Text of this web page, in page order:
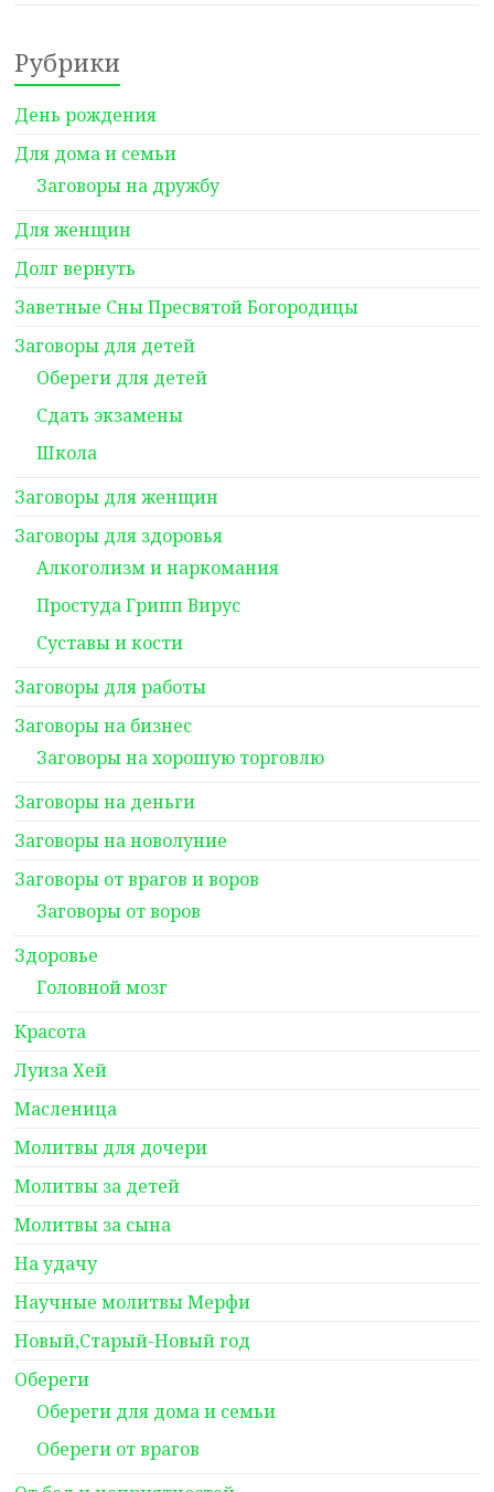
Рубрики
День рождения
Для дома и семьи
Заговоры на дружбу
Для женщин
Долг вернуть
Заветные Сны Пресвятой Богородицы
Заговоры для детей
Обереги для детей
Сдать экзамены
Школа
Заговоры для женщин
Заговоры для здоровья
Алкоголизм и наркомания
Простуда Грипп Вирус
Суставы и кости
Заговоры для работы
Заговоры на бизнес
Заговоры на хорошую торговлю
Заговоры на деньги
Заговоры на новолуние
Заговоры от врагов и воров
Заговоры от воров
Здоровье
Головной мозг
Красота
Луиза Хей
Масленица
Молитвы для дочери
Молитвы за детей
Молитвы за сына
На удачу
Научные молитвы Мерфи
Новый,Старый-Новый год
Обереги
Обереги для дома и семьи
Обереги от врагов